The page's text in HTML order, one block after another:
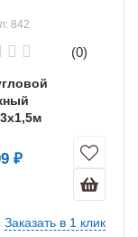
842
(0)
₽
Заказать в 1 клик